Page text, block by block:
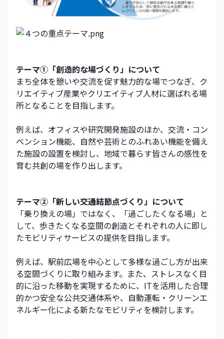
テーマ①「創造的な場づくり」について
まち全体を憩いや交流を促す魅力的な場でつなぎ、ク
リエイティブ産業やクリエイティブ人材に選ばれる場
所となることを目指します。
例えば、オフィスや研究開発施設のほか、交流・コン
ベンション機能、自然や芸術とのふれあい機能を備え
た施設の設置を検討し、地域で暮らす皆さんの感性を
育む共創の場を作り出します。
テーマ②「新しい交通結節点づくり」について
「乗り換えの場」ではなく、「過ごしたくなる場」と
して、歩きたくなる空間の創造とそれぞれの人に即し
たモビリティサービスの提供を目指します。
例えば、駅前広場を中心として多様な過ごし方が出来
る空間づくりに取り組みます。また、ストレスなく目
的に沿った移動を実現するために、ITを活用した合理
的かつ安全な公共交通体系や、自動運転・クリーンエ
ネルギー化による新たなモビリティを検討します。